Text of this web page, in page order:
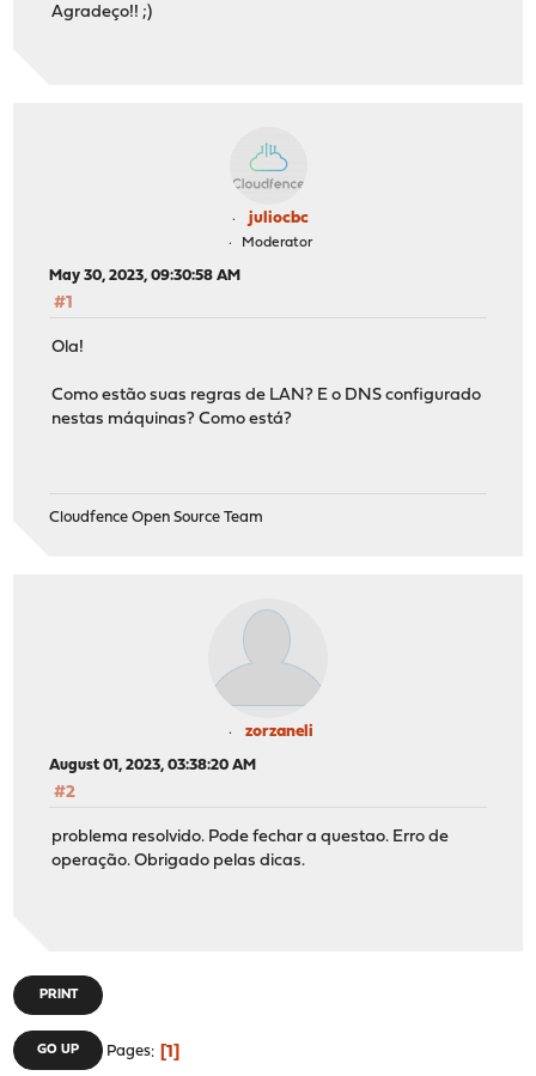
Agradeço!! ;)
juliocbc
Moderator
May 30, 2023, 09:30:58 AM
#1
Ola!
Como estão suas regras de LAN? E o DNS configurado
nestas máquinas? Como está?
Cloudfence Open Source Team
zorzaneli
August 01, 2023, 03:38:20 AM
#2
problema resolvido. Pode fechar a questao. Erro de
operação. Obrigado pelas dicas.
PRINT
GO UP Pages 1